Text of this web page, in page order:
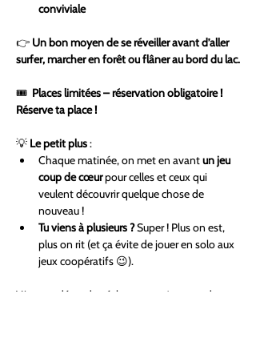
conviviale
👉 Un bon moyen de se réveiller avant d’aller
surfer, marcher en forêt ou flâner au bord du lac.
🎟 Places limitées – réservation obligatoire !
Réserve ta place !
💡 Le petit plus :
Chaque matinée, on met en avant un jeu
coup de cœur pour celles et ceux qui
veulent découvrir quelque chose de
nouveau !
Tu viens à plusieurs ? Super ! Plus on est,
plus on rit (et ça évite de jouer en solo aux
jeux coopératifs 😉).
Viens te détendre, échanger et t’amuser dans